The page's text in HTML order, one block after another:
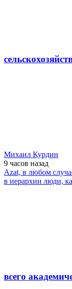
Михаил Курдин
9 часов назад
Azat, в любом
в иерархии люди,
всего